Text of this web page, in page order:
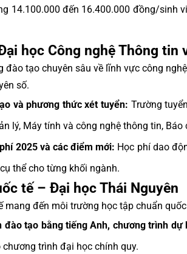
14.100.000 đến 16.400.000 đồng/sinh
học Công nghệ Thông tin
đào tạo chuyên sâu về lĩnh vực công
số.
và phương thức xét tuyển: Trường
lý, Máy tính và công nghệ thông tin,
2025 và các điểm mới: Học phí dao
thể cho từng khối ngành.
tế – Đại học Thái Nguyên
mang đến môi trường học tập chuẩn
đào tạo bằng tiếng Anh, chương trình dự
chương trình đại học chính quy.